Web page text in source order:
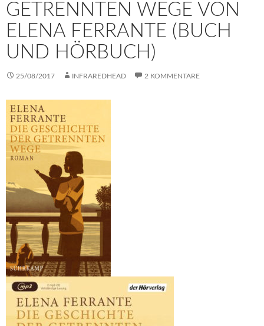
GETRENNTEN WEGE VON
ELENA FERRANTE (BUCH
UND HÖRBUCH)
25/08/2017 INFRAREDHEAD 2 KOMMENTARE